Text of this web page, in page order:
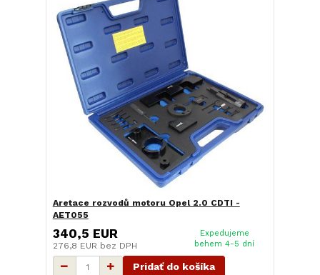
Aretace rozvodů motoru Opel 2.0 CDTI -
AET055
340,5 EUR
276,8 EUR bez DPH
Expedujeme
behem 4-5 dní
Pridať do košíka